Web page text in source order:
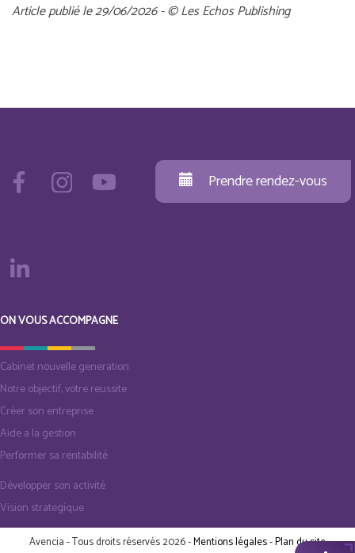
Article publié le 29/06/2026 - © Les Echos Publishing
Prendre rendez-vous
ON VOUS ACCOMPAGNE
Cabinet nouvelle generation
Notre objectif, votre reussite
Créer son entreprise
Aide a la gestion
Performer sa rentabilité
Développer son activité
Vision strategique
Avencia - Tous droits réservés 2026 -Mentions légales-Plan du site